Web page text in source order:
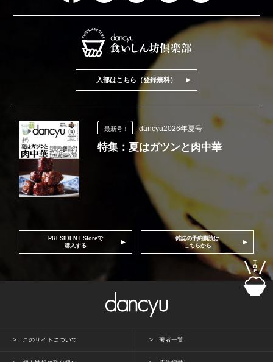
入部はこちら（登録無料）
最新号！ dancyu2026年夏号
特集：夏はガツンと肉中華
PRESIDENT Storeで
購入する
雑誌の予約購読は
こちらから
このサイトについて 著者一覧